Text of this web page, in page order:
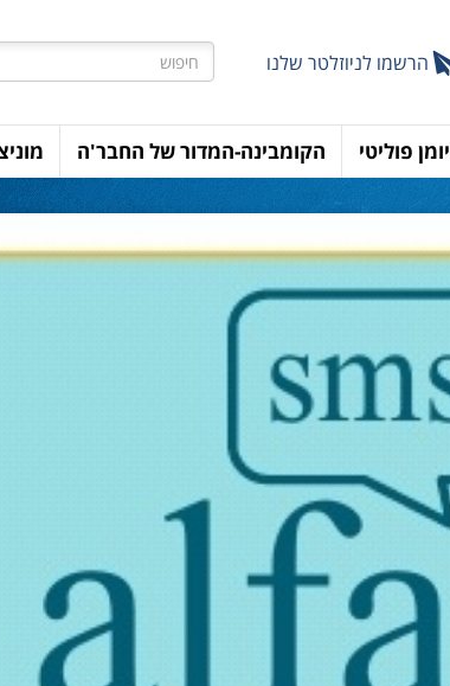
הרשמו לניוזלטר שלנו
יומן פוליטי הקומבינה-המדור של החבר'ה